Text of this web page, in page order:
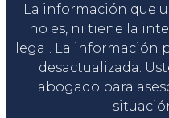
La información que
no es, ni tiene la
legal. La información
desactualizada.
abogado para